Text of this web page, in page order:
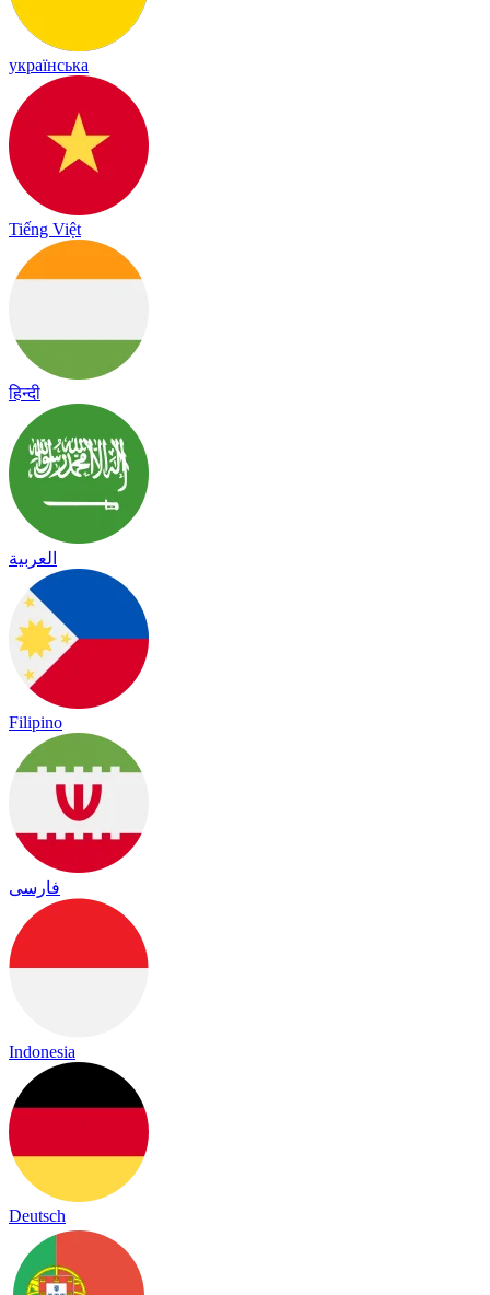
українська
Tiếng Việt
हिन्दी
العربية
Filipino
فارسی
Indonesia
Deutsch